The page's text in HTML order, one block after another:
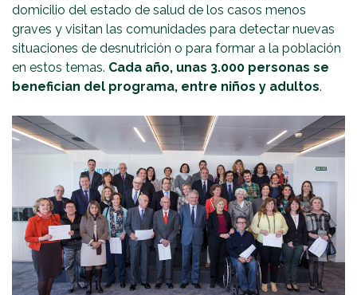
domicilio del estado de salud de los casos menos
graves y visitan las comunidades para detectar nuevas
situaciones de desnutrición o para formar a la población
en estos temas. Cada año, unas 3.000 personas se
benefician del programa, entre niños y adultos.